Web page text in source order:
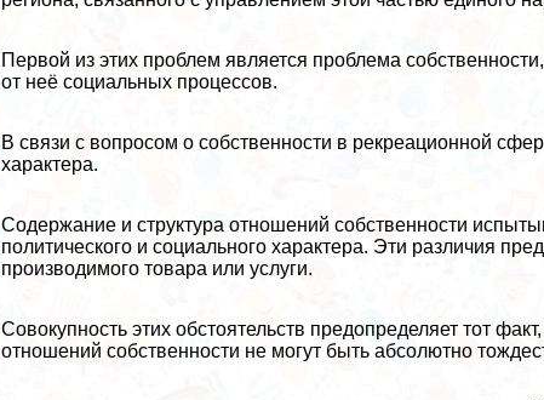
Первой из этих проблем является проблема
от неё социальных процессов.
В связи с вопросом о собственности в рекреационной
хаpaктера.
Содержание и структура отношений собственности
политического и социального хаpaктера. Эти различия
производимого товара или услуги.
Совокупность этих обстоятельств предопределяет тот
отношений собственности не могут быть абсолютно